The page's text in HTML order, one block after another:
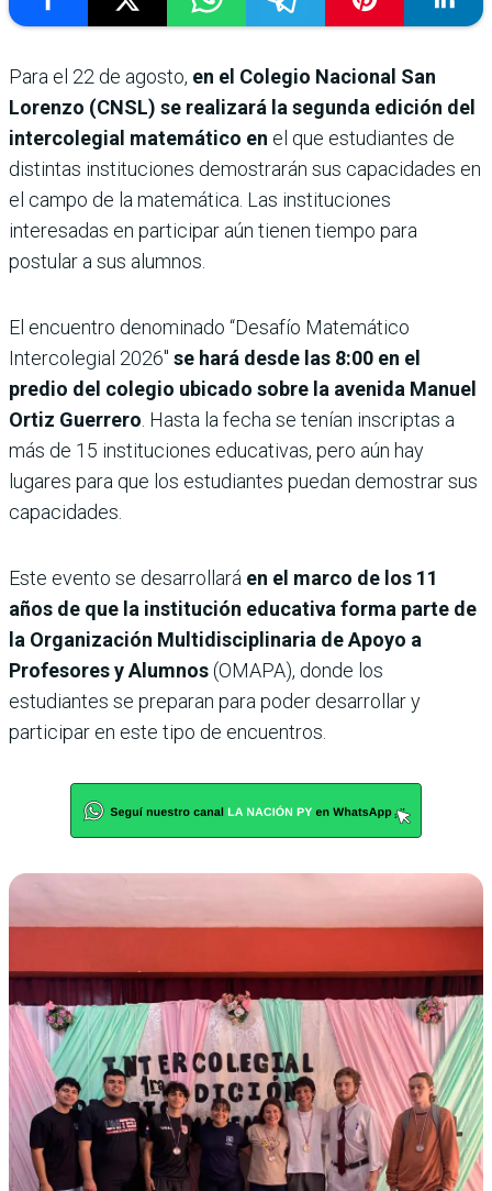
Para el 22 de agosto, en el Colegio Nacional San
Lorenzo (CNSL) se realizará la segunda edición del
intercolegial matemático en el que estudiantes de
distintas instituciones demostrarán sus capacidades en
el campo de la matemática. Las instituciones
interesadas en participar aún tienen tiempo para
postular a sus alumnos.
El encuentro denominado “Desafío Matemático
Intercolegial 2026″ se hará desde las 8:00 en el
predio del colegio ubicado sobre la avenida Manuel
Ortiz Guerrero. Hasta la fecha se tenían inscriptas a
más de 15 instituciones educativas, pero aún hay
lugares para que los estudiantes puedan demostrar sus
capacidades.
Este evento se desarrollará en el marco de los 11
años de que la institución educativa forma parte de
la Organización Multidisciplinaria de Apoyo a
Profesores y Alumnos(OMAPA), donde los
estudiantes se preparan para poder desarrollar y
participar en este tipo de encuentros.